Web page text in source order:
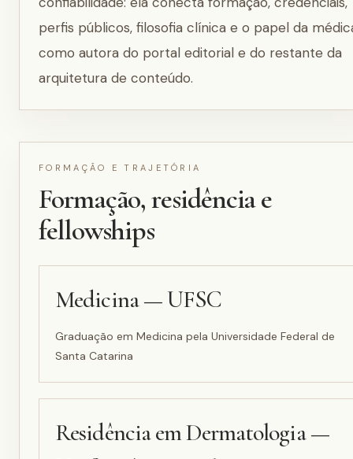
perfis públicos, filosofia clínica e o papel da
como autora do portal editorial e do restante da
arquitetura de conteúdo.
FORMAÇÃO E TRAJETÓRIA
Formação, residência e
fellowships
Medicina — UFSC
Graduação em Medicina pela Universidade Federal de
Santa Catarina
Residência em Dermatologia —